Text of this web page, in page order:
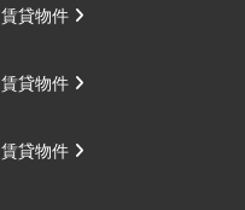
賃貸物件
賃貸物件
賃貸物件